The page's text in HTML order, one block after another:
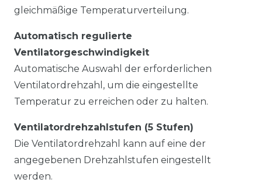
gleichmäßige Temperaturverteilung.
Automatisch regulierte
Ventilatorgeschwindigkeit
Automatische Auswahl der erforderlichen
Ventilatordrehzahl, um die eingestellte
Temperatur zu erreichen oder zu halten.
Ventilatordrehzahlstufen (5 Stufen)
Die Ventilatordrehzahl kann auf eine der
angegebenen Drehzahlstufen eingestellt
werden.